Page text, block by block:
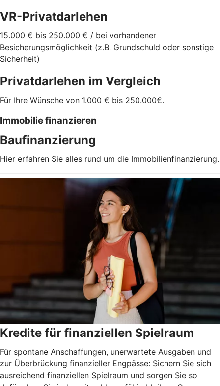
VR-Privatdarlehen
15.000 € bis 250.000 € / bei vorhandener
Besicherungsmöglichkeit (z.B. Grundschuld oder sonstige
Sicherheit)
Privatdarlehen im Vergleich
Für Ihre Wünsche von 1.000 € bis 250.000€.
Immobilie finanzieren
Baufinanzierung
Hier erfahren Sie alles rund um die Immobilienfinanzierung.
Kredite für finanziellen Spielraum
Für spontane Anschaffungen, unerwartete Ausgaben und
zur Überbrückung finanzieller Engpässe: Sichern Sie sich
ausreichend finanziellen Spielraum und sorgen Sie so